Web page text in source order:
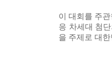
이 대회를 주
응 차세대 첨단
을 주제로 대